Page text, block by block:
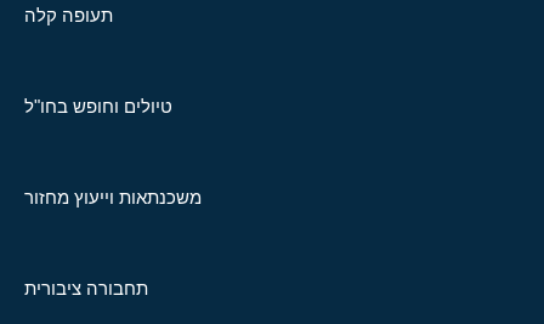
תעופה קלה
טיולים וחופש בחו"ל
משכנתאות וייעוץ מחזור
תחבורה ציבורית